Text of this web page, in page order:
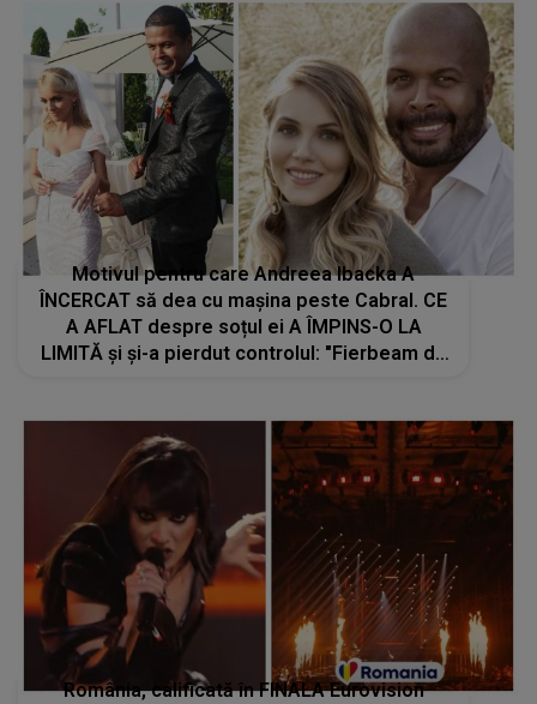
Motivul pentru care Andreea Ibacka A
ÎNCERCAT să dea cu mașina peste Cabral. CE
A AFLAT despre soțul ei A ÎMPINS-O LA
LIMITĂ și și-a pierdut controlul: "Fierbeam de
România, calificată în FINALA Eurovision